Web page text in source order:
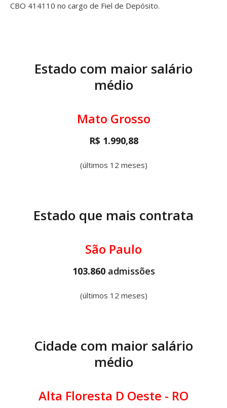
CBO 414110 no cargo de Fiel de Depósito.
Estado com maior salário
médio
Mato Grosso
R$ 1.990,88
(últimos 12 meses)
Estado que mais contrata
São Paulo
103.860 admissões
(últimos 12 meses)
Cidade com maior salário
médio
Alta Floresta D Oeste - RO